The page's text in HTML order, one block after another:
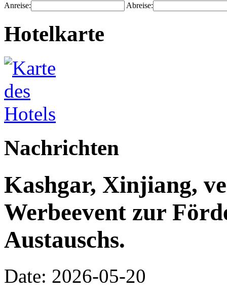
Anreise: Abreise:
Hotelkarte
Nachrichten
Kashgar, Xinjiang,
Werbeevent zur
Austauschs.
Date: 2026-05-20